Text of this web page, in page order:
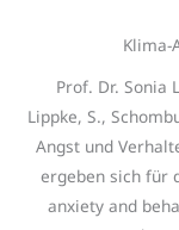
Klima-
Prof. Dr. Sonia
Lippke, S.,
Angst und
ergeben sich für
anxiety and